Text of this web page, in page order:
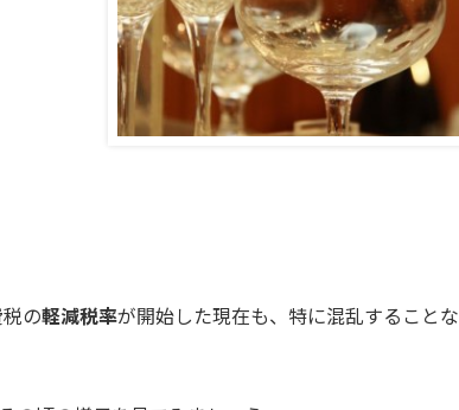
の軽減税率が開始した現在も、特に混乱すること